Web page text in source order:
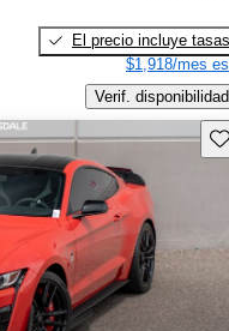
El precio incluye tasas
$1,918/mes
Verif. disponibilidad